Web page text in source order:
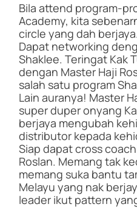
Bila attend program-
Academy, kita
circle yang dah
Dapat networking
Shaklee. Teringat Kak
dengan Master Haji
salah satu program
Lain auranya! Master
super duper onyang
berjaya mengubah
distributor kepada
Siap dapat cross
Roslan. Memang tak
memang suka bantu
Melayu yang nak
leader ikut pattern